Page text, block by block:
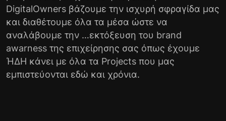
DigitalOwners βάζουμε την ισχυρή σφραγίδα μας
και διαθέτουμε όλα τα μέσα ώστε να
αναλάβουμε την …εκτόξευση του brand
awarness της επιχείρησης σας όπως έχουμε
ΉΔΗ κάνει με όλα τα Projects που μας
εμπιστεύονται εδώ και χρόνια.